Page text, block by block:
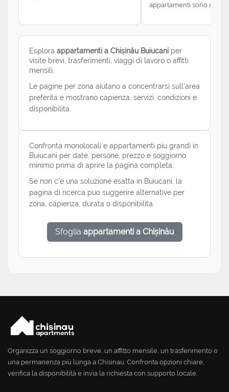
appartamenti sono
Esplora appartamenti a Chișinău Buiucani per
visite brevi, trasferimenti, viaggi di lavoro o affitti
mensili.
Le pagine per zona aiutano a concentrarsi sull’area
preferita e mostrano capienza, servizi, condizioni e
disponibilita.
Confronta monolocali e appartamenti piu grandi in
Buiucani per date, persone, prezzo e soggiorno
minimo prima di aprire la pagina completa.
Se non c’e una soluzione esatta in Buiucani, la
pagina di ricerca puo suggerire alternative per
zona, capienza, durata o disponibilita.
Sfoglia appartamenti a Chișinău
Organizza un soggiorno breve, un affitto mensile, un trasferimento o
una permanenza più lunga a Chisinau. Confronta opzioni chiare,
verifica la disponibilità e invia la richiesta con supporto locale.